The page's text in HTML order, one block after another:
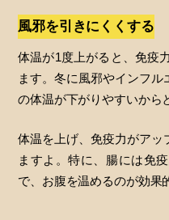
風邪を引きにくくする
体温が1度上がると、免疫
ます。冬に風邪やインフル
の体温が下がりやすいから
体温を上げ、免疫力がアッ
ますよ。特に、腸には免
で、お腹を温めるのが効果